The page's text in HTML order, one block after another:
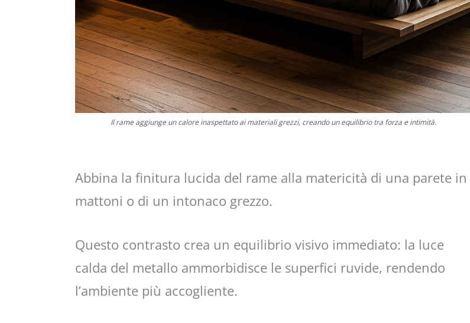
Il rame aggiunge un calore inaspettato ai materiali grezzi, creando un equilibrio tra forza e intimità.
Abbina la finitura lucida del rame alla matericità di una parete in
mattoni o di un intonaco grezzo.
Questo contrasto crea un equilibrio visivo immediato: la luce
calda del metallo ammorbidisce le superfici ruvide, rendendo
l’ambiente più accogliente.